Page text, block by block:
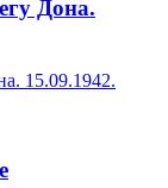
Дона.